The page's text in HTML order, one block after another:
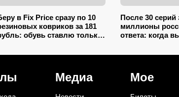
в Fix Price сразу по 10
ковриков за 181
обувь ставлю только
После 30 серий
миллионы
ответа: когда
Медиа Мое